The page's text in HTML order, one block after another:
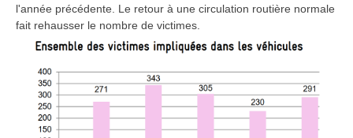
l'année précédente. Le retour à une circulation routière normale
fait rehausser le nombre de victimes.